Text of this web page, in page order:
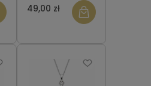
Verona
SYRENKA
49,00 zł